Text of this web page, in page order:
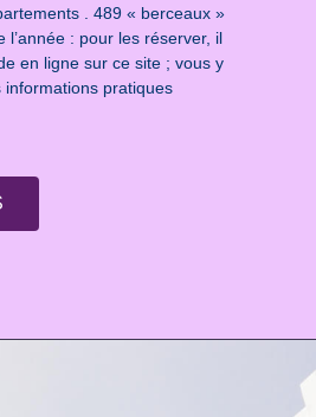
. 489 « berceaux »
: pour les réserver, il
en ligne sur ce site ; vous y
pratiques